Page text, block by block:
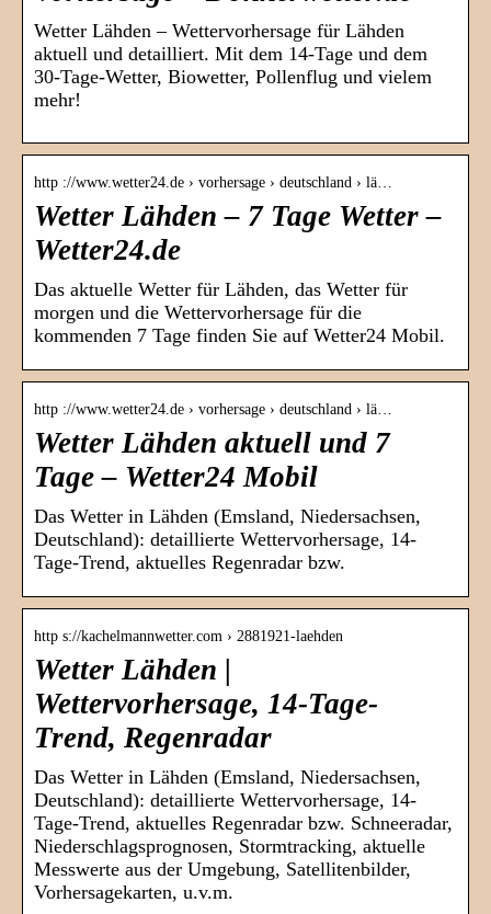
Wetter Lähden – Wettervorhersage für Lähden
aktuell und detailliert. Mit dem 14-Tage und dem
30-Tage-Wetter, Biowetter, Pollenflug und vielem
mehr!
http ://www.wetter24.de › vorhersage › deutschland › lä…
Wetter Lähden – 7 Tage Wetter –
Wetter24.de
Das aktuelle Wetter für Lähden, das Wetter für
morgen und die Wettervorhersage für die
kommenden 7 Tage finden Sie auf Wetter24 Mobil.
http ://www.wetter24.de › vorhersage › deutschland › lä…
Wetter Lähden aktuell und 7
Tage – Wetter24 Mobil
Das Wetter in Lähden (Emsland, Niedersachsen,
Deutschland): detaillierte Wettervorhersage, 14-
Tage-Trend, aktuelles Regenradar bzw.
http s://kachelmannwetter.com › 2881921-laehden
Wetter Lähden |
Wettervorhersage, 14-Tage-
Trend, Regenradar
Das Wetter in Lähden (Emsland, Niedersachsen,
Deutschland): detaillierte Wettervorhersage, 14-
Tage-Trend, aktuelles Regenradar bzw. Schneeradar,
Niederschlagsprognosen, Stormtracking, aktuelle
Messwerte aus der Umgebung, Satellitenbilder,
Vorhersagekarten, u.v.m.